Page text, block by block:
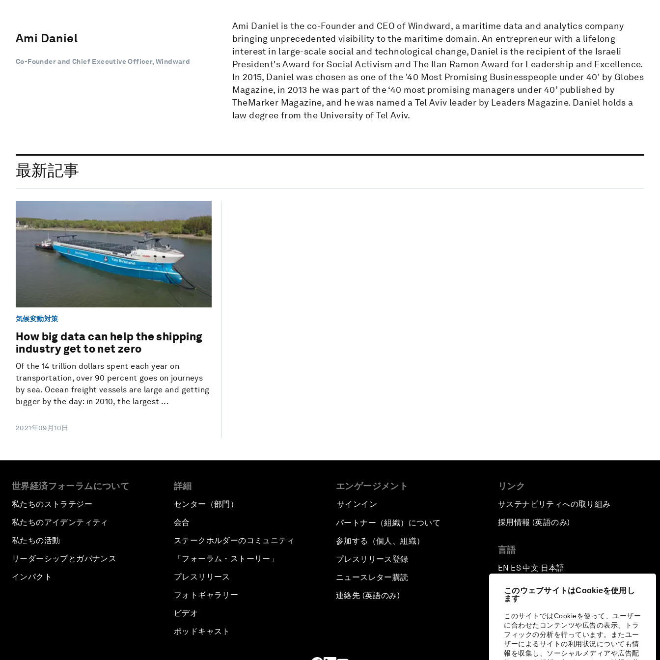
このウェブサイトはCookieを使用し
ます
このサイトではCookieを使って、ユーザー
に合わせたコンテンツや広告の表示、トラ
フィックの分析を行っています。またユー
ザーによるサイトの利用状況についても情
報を収集し、ソーシャルメディアや広告配
Ami Daniel
Co-Founder and Chief Executive Officer, Windward
Ami Daniel is the co-Founder and CEO of Windward, a maritime data and analytics company
bringing unprecedented visibility to the maritime domain. An entrepreneur with a lifelong
interest in large-scale social and technological change, Daniel is the recipient of the Israeli
President's Award for Social Activism and The Ilan Ramon Award for Leadership and Excellence.
In 2015, Daniel was chosen as one of the '40 Most Promising Businesspeople under 40' by Globes
Magazine, in 2013 he was part of the ‘40 most promising managers under 40’ published by
TheMarker Magazine, and he was named a Tel Aviv leader by Leaders Magazine. Daniel holds a
law degree from the University of Tel Aviv.
最新記事
気候変動対策
How big data can help the shipping
industry get to net zero
Of the 14 trillion dollars spent each year on
transportation, over 90 percent goes on journeys
by sea. Ocean freight vessels are large and getting
bigger by the day: in 2010, the largest ...
2021年09月10日
世界経済フォーラムについて
私たちのストラテジー
私たちのアイデンティティ
私たちの活動
リーダーシップとガバナンス
インパクト
詳細
センター（部門）
会合
ステークホルダーのコミュニティ
「フォーラム・ストーリー」
プレスリリース
フォトギャラリー
ビデオ
ポッドキャスト
エンゲージメント
サインイン
パートナー（組織）について
参加する（個人、組織）
プレスリリース登録
ニュースレター購読
連絡先 (英語のみ)
リンク
サステナビリティへの取り組み
採用情報 (英語のみ)
言語
EN ▪ ES▪中文▪ 日本語